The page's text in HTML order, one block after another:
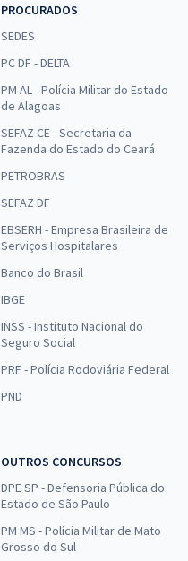
PROCURADOS
SEDES
PC DF - DELTA
PM AL - Polícia Militar do Estado
de Alagoas
SEFAZ CE - Secretaria da
Fazenda do Estado do Ceará
PETROBRAS
SEFAZ DF
EBSERH - Empresa Brasileira de
Serviços Hospitalares
Banco do Brasil
IBGE
INSS - Instituto Nacional do
Seguro Social
PRF - Polícia Rodoviária Federal
PND
OUTROS CONCURSOS
DPE SP - Defensoria Pública do
Estado de São Paulo
PM MS - Polícia Militar de Mato
Grosso do Sul